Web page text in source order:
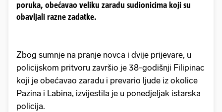
poruka, obećavao veliku zaradu sudionicima koji su
obavljali razne zadatke.
Zbog sumnje na pranje novca i dvije prijevare, u
policijskom pritvoru završio je 38-godišnji Filipinac
koji je obećavao zaradu i prevario ljude iz okolice
Pazina i Labina, izvijestila je u ponedjeljak istarska
policija.